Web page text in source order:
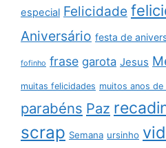
especial Felicidade
Aniversário festa de
fofinho frase garota Jesus
muitas felicidades muitos anos de
parabéns Paz
scrap Semana ursinho